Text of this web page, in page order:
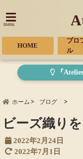
menu
HOME
プロ
ル
『
ホーム ブログ
ビーズ織り
2022年2月24日
2022年7月1日